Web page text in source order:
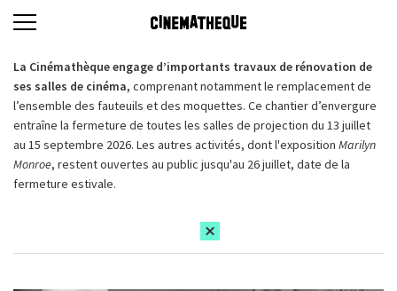
La Cinémathèque engage d’importants travaux de rénovation de
ses salles de cinéma, comprenant notamment le remplacement de
l’ensemble des fauteuils et des moquettes. Ce chantier d’envergure
entraîne la fermeture de toutes les salles de projection du 13 juillet
au 15 septembre 2026. Les autres activités, dont l'exposition Marilyn
Monroe, restent ouvertes au public jusqu'au 26 juillet, date de la
fermeture estivale.